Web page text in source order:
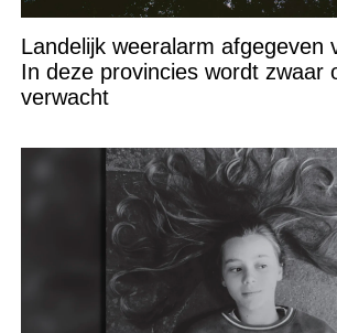
Landelijk weeralarm afgegeven
In deze provincies wordt zwaar
verwacht